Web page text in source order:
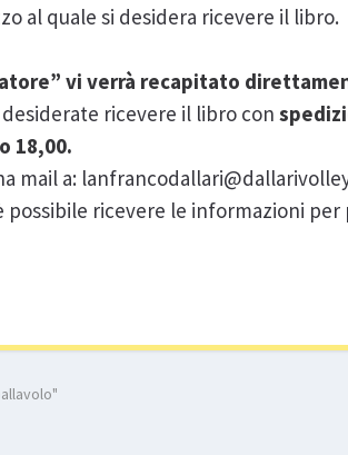
al quale si desidera ricevere il libro.
vi verrà recapitato
desiderate ricevere il libro con
18,00.
mail a:
possibile ricevere le informazioni